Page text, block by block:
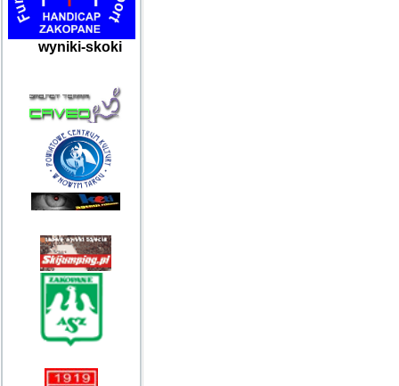
wyniki-skoki